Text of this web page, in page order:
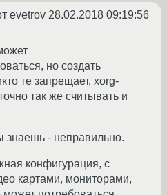
evetrov 28.02.2018 09:19:56
но создать
те запрещает, xorg-
так же считывать и
знаешь - неправильно.
конфигурация, с
картами, мониторами,